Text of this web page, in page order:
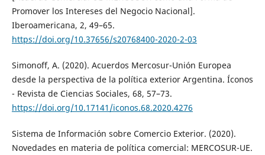
Promover los Intereses del Negocio Nacional].
Iberoamericana, 2, 49–65.
https://doi.org/10.37656/s20768400-2020-2-03
Simonoff, A. (2020). Acuerdos Mercosur-Unión Europea
desde la perspectiva de la política exterior Argentina. Íconos
- Revista de Ciencias Sociales, 68, 57–73.
https://doi.org/10.17141/iconos.68.2020.4276
Sistema de Información sobre Comercio Exterior. (2020).
Novedades en materia de política comercial: MERCOSUR-UE.